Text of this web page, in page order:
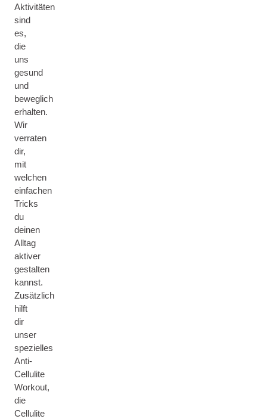
Aktivitäten
sind
es,
die
uns
gesund
und
beweglich
erhalten.
Wir
verraten
dir,
mit
welchen
einfachen
Tricks
du
deinen
Alltag
aktiver
gestalten
kannst.
Zusätzlich
hilft
dir
unser
spezielles
Anti-
Cellulite
Workout,
die
Cellulite